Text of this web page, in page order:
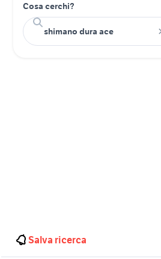
Cosa cerchi?
Salva ricerca